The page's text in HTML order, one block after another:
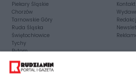
Piekary Śląskie
Chorzów
Tarnowskie Góry
Ruda Śląska
Świętochłowice
Tychy
Bytom
Katowice
Gliwice
Zabrze
Kontakt